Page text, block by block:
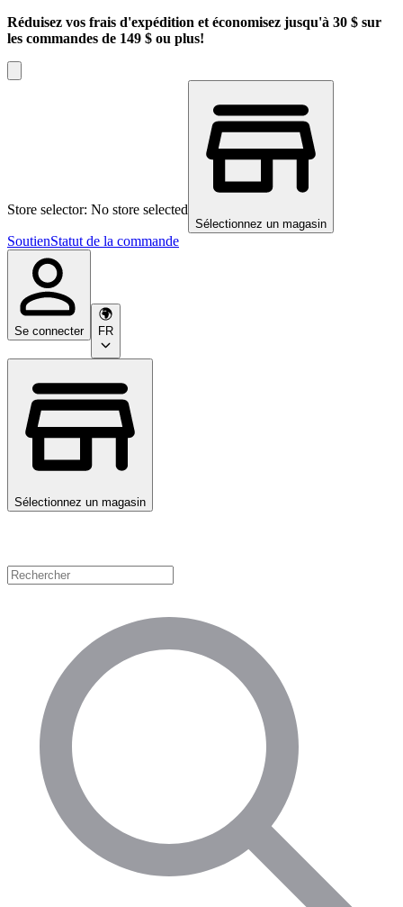
Réduisez vos frais d'expédition et économisez jusqu'à 30 $ sur
les commandes de 149 $ ou plus!
Store selector: No store selected
Sélectionnez un magasin
SoutienStatut de la commande
Se connecter FR
Sélectionnez un magasin